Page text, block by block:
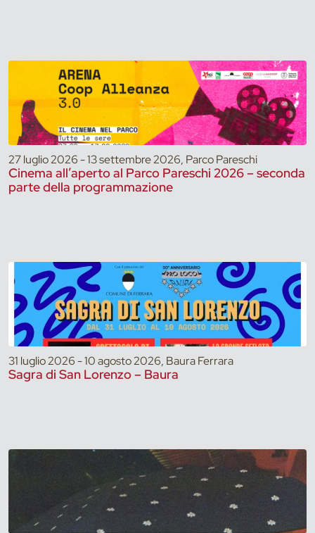
27 luglio 2026 - 13 settembre 2026, Parco Pareschi
Cinema all’aperto al Parco Pareschi 2026 – seconda
parte della programmazione
31 luglio 2026 - 10 agosto 2026, Baura Ferrara
Sagra di San Lorenzo – Baura